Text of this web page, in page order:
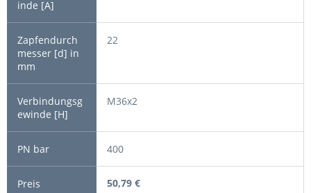
22
M36x2
400
50,79 €